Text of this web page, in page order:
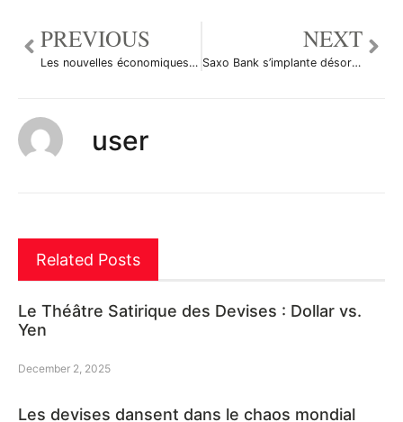
PREVIOUS
Les nouvelles économiques du 27 octobre 2011
NEXT
Saxo Bank s’implante désormais en Belgique
user
Related Posts
Le Théâtre Satirique des Devises : Dollar vs.
Yen
December 2, 2025
Les devises dansent dans le chaos mondial